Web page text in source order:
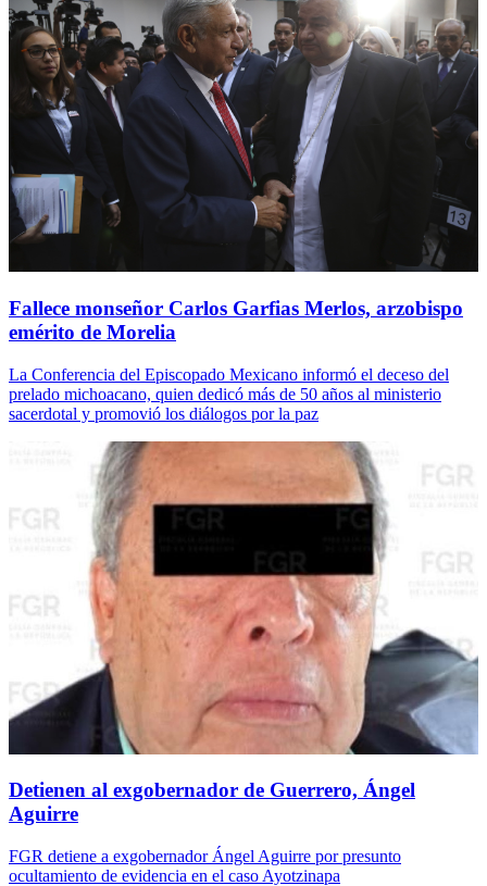
Fallece monseñor Carlos Garfias Merlos, arzobispo
emérito de Morelia
La Conferencia del Episcopado Mexicano informó el deceso del
prelado michoacano, quien dedicó más de 50 años al ministerio
sacerdotal y promovió los diálogos por la paz
Detienen al exgobernador de Guerrero, Ángel
Aguirre
FGR detiene a exgobernador Ángel Aguirre por presunto
ocultamiento de evidencia en el caso Ayotzinapa